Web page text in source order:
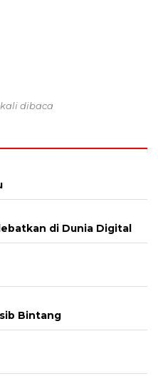
kali dibaca
di Dunia Digital
Bintang